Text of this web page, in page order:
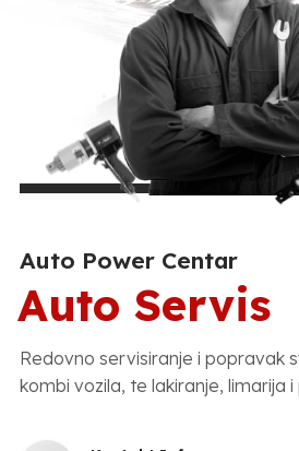
Auto Power Centar
Auto Servis
Redovno servisiranje i popravak
kombi vozila, te lakiranje, limarija i